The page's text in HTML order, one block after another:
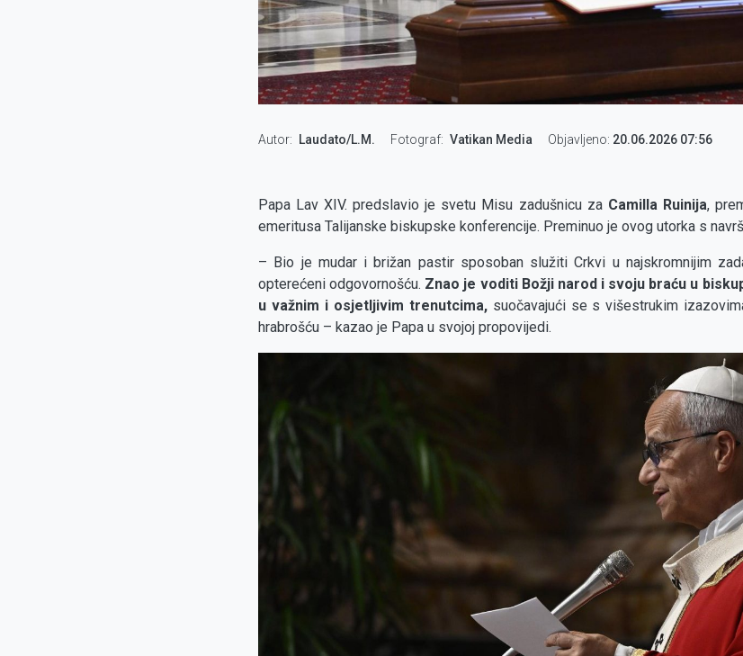
Autor Laudato/L.M. Fotograf Vatikan Media Objavljeno: 20.06.2026 07:56
Papa Lav XIV. predslavio je svetu Misu zadušnicu za Camilla Ruinija,
emeritusa Talijanske biskupske konferencije. Preminuo je ovog utorka s
– Bio je mudar i brižan pastir sposoban služiti Crkvi u najskromnijim
opterećeni odgovornošću. Znao je voditi Božji narod i svoju braću u
u važnim i osjetljivim trenutcima,suočavajući se s višestrukim
hrabrošću – kazao je Papa u svojoj propovijedi.